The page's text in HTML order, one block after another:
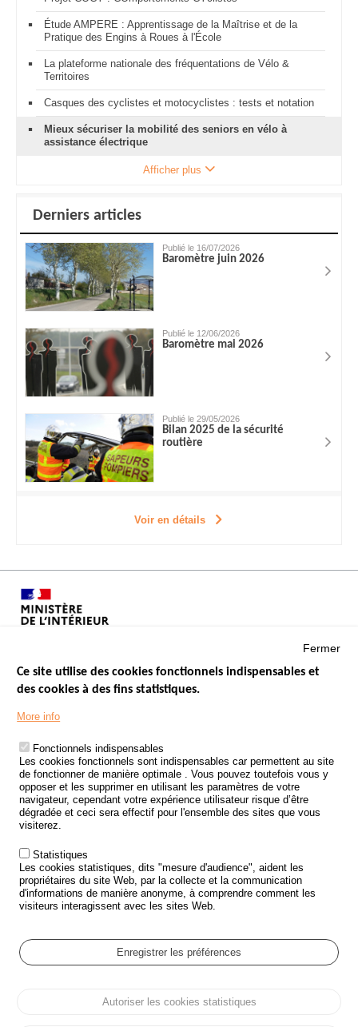
Étude AMPERE : Apprentissage de la Maîtrise et de la
Pratique des Engins à Roues à l'École
La plateforme nationale des fréquentations de Vélo &
Territoires
Casques des cyclistes et motocyclistes : tests et notation
Mieux sécuriser la mobilité des seniors en vélo à
assistance électrique
Afficher plus
Derniers articles
Publié le 16/07/2026
Baromètre juin 2026
Publié le 12/06/2026
Baromètre mai 2026
Publié le 29/05/2026
Bilan 2025 de la sécurité
routière
Voir en détails
Menu
Footer
LES SITES PUBLICS
ÉTAT DE L’INSÉCURITÉ ROUTIÈRE
TRAITEMENT DES DONNÉES PERSONNELLES DES ACCIDENTS DE
LA ROUTE
ETUDES ET RECHERCHES
APPEL À PROJETS
POLITIQUE DE SÉCURITÉ ROUTIÈRE
Outils
AGENDA
GLOSSAIRE
Cookie settings
Protection des données personnelles et Cookies
Fermer
Ce site utilise des cookies fonctionnels indispensables et
des cookies à des fins statistiques.
More info
Fonctionnels indispensables
Les cookies fonctionnels sont indispensables car permettent au site
de fonctionner de manière optimale . Vous pouvez toutefois vous y
opposer et les supprimer en utilisant les paramètres de votre
navigateur, cependant votre expérience utilisateur risque d’être
dégradée et ceci sera effectif pour l'ensemble des sites que vous
visiterez.
Statistiques
Les cookies statistiques, dits "mesure d'audience", aident les
propriétaires du site Web, par la collecte et la communication
d'informations de manière anonyme, à comprendre comment les
visiteurs interagissent avec les sites Web.
Enregistrer les préférences
Autoriser les cookies statistiques